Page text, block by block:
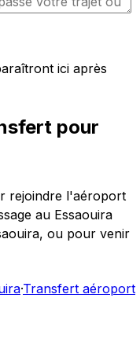
ici après
pour
rejoindre l'aéroport
au Essaouira
ou pour venir
·Transfert aéroport